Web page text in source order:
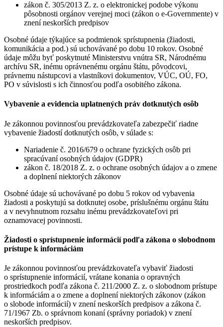
zákon č. 305/2013 Z. z. o elektronickej podobe výkonu
pôsobnosti orgánov verejnej moci (zákon o e-Governmente) v
znení neskorších predpisov
Osobné údaje týkajúce sa podmienok sprístupnenia (žiadosti,
komunikácia a pod.) sú uchovávané po dobu 10 rokov. Osobné
údaje môžu byť poskytnuté Ministerstvu vnútra SR, Národnému
archívu SR, inému oprávnenému orgánu štátu, pôvodcovi,
právnemu nástupcovi a vlastníkovi dokumentov, VÚC, OÚ, FO,
PO v súvislosti s ich činnosťou podľa osobitého zákona.
Vybavenie a evidencia uplatnených práv dotknutých osôb
Je zákonnou povinnosťou prevádzkovateľa zabezpečiť riadne
vybavenie žiadostí dotknutých osôb, v súlade s:
Nariadenie č. 2016/679 o ochrane fyzických osôb pri
spracúvaní osobných údajov (GDPR)
zákon č. 18/2018 Z. z. o ochrane osobných údajov a o zmene
a doplnení niektorých zákonov
Osobné údaje sú uchovávané po dobu 5 rokov od vybavenia
žiadosti a poskytujú sa dotknutej osobe, príslušnému orgánu štátu
a v nevyhnutnom rozsahu inému prevádzkovateľovi pri
oznamovacej povinnosti.
Žiadosti o sprístupnenie informácií podľa zákona o slobodnom
prístupe k informáciám
Je zákonnou povinnosťou prevádzkovateľa vybaviť žiadosti
o sprístupnenie informácií, vrátane konania o opravných
prostriedkoch podľa zákona č. 211/2000 Z. z. o slobodnom prístupe
k informáciám a o zmene a doplnení niektorých zákonov (zákon
o slobode informácií) v znení neskorších predpisov a zákona č.
71/1967 Zb. o správnom konaní (správny poriadok) v znení
neskorších predpisov.